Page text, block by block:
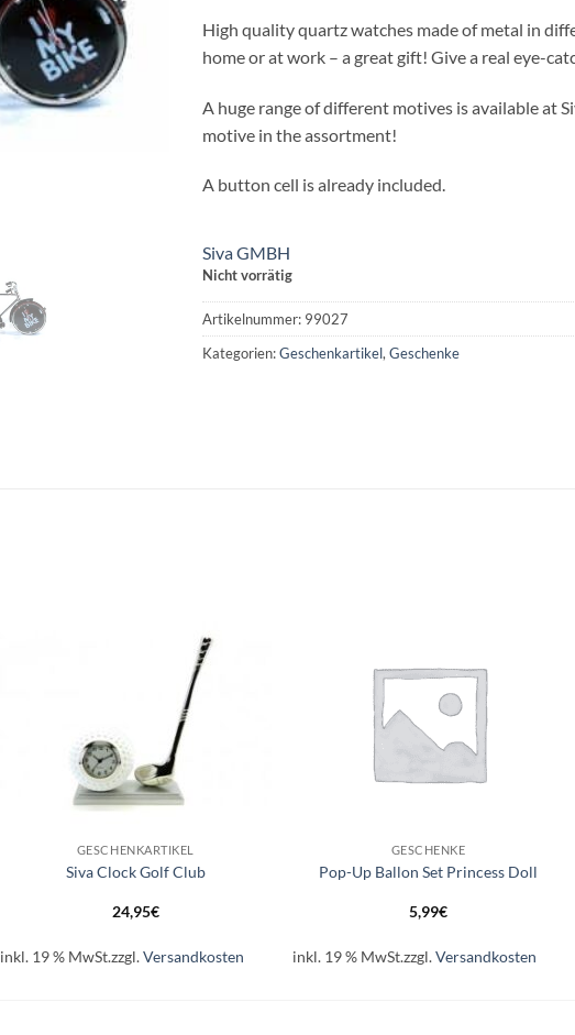
High quality quartz watches made of metal in
home or at work – a great gift! Give a real eye-
A huge range of different motives is available at
motive in the assortment!
A button cell is already included.
Siva GMBH
Nicht vorrätig
Artikelnummer: 99027
Kategorien:Geschenkartikel, Geschenke
Wunschliste
GESCHENKARTIKEL
Siva Clock Golf Club
24,95€
inkl. 19 % MwSt.zzgl.Versandkosten
GESCHENKE
Pop-Up Ballon Set Princess Doll
5,99€
inkl. 19 % MwSt.zzgl.Versandkosten